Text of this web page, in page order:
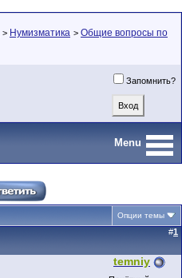
> Нумизматика > Общие вопросы по
Запомнить?
Menu
Опции темы
#1
temniy